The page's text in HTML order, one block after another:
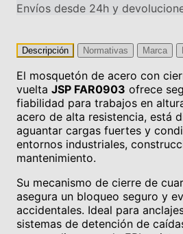
Envíos desde 24h y
Descripción Normativas Marca
El mosquetón de acero con
vuelta JSP FAR0903 ofrece
fiabilidad para trabajos en
acero de alta resistencia, está
aguantar cargas fuertes y
entornos industriales,
mantenimiento.
Su mecanismo de cierre de
asegura un bloqueo seguro y
accidentales. Ideal para
sistemas de detención de